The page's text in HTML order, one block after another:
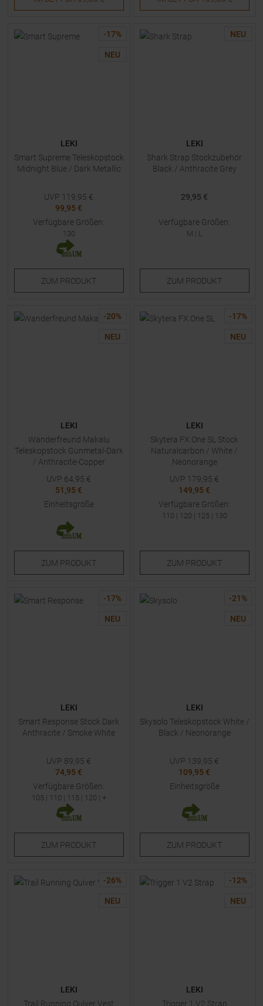
-17%
NEU
LEKI
Smart Supreme Teleskopstock
Midnight Blue / Dark Metallic
UVP 119,95 €
99,95 €
Verfügbare Größen:
130
ZUM PRODUKT
NEU
LEKI
Shark Strap Stockzubehör
Black / Anthracite Grey
29,95 €
Verfügbare Größen:
M | L
ZUM PRODUKT
-20%
NEU
LEKI
Wanderfreund Makalu
Teleskopstock Gunmetal-Dark
/ Anthracite-Copper
UVP 64,95 €
51,95 €
Einheitsgröße
ZUM PRODUKT
-17%
NEU
LEKI
Skytera FX.One SL Stock
Naturalcarbon / White /
Neonorange
UVP 179,95 €
149,95 €
Verfügbare Größen:
110 | 120 | 125 | 130
ZUM PRODUKT
-17%
NEU
LEKI
Smart Response Stock Dark
Anthracite / Smoke White
UVP 89,95 €
74,95 €
Verfügbare Größen:
105 | 110 | 115 | 120 | +
ZUM PRODUKT
-21 %
NEU
LEKI
Skysolo Teleskopstock White /
Black / Neonorange
UVP 139,95 €
109,95 €
Einheitsgröße
ZUM PRODUKT
-26%
NEU
LEKI
Trail Running Quiver Vest
-12%
NEU
LEKI
Trigger 1 V2 Strap